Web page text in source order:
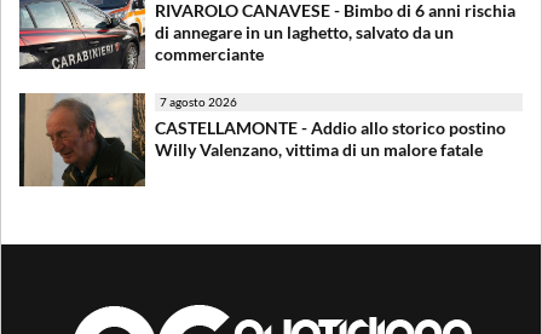
RIVAROLO CANAVESE - Bimbo di 6 anni rischia
di annegare in un laghetto, salvato da un
commerciante
7 agosto 2026
CASTELLAMONTE - Addio allo storico postino
Willy Valenzano, vittima di un malore fatale